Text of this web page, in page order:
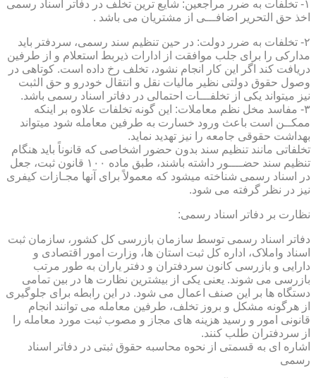
۱- تخلفات به ضرر مراجعین: شایع ترین تخلف در دفاتر اسناد رسمی
اخذ حق التحریر اضافـــی از مشتریان می باشد .
۲- تخلفات به ضرر دولت: در حین تنظیم سند رسمی، سردفتر باید
مدارکی را برای جلب موافقت از ادارات ذیربط استعلام و از طرفین
دریافت کند اگر این کار انجام نشود، تخلف رخ داده است. کوتاهی در
وصول حقوق دولتی نظیر مالیات نقل و انتقال خودرو و حق الثبت
نیز میتواند یکی از تخلفـــات احتمالی در دفاتر اسناد رسمی باشد.
۳- مفاسد مخل نظم معاملات: این گونه تخلفات علاوه بر اینکه
ممکــن است باعث ورود خسارت به طرفین معامله شود میتواند
بهداشت حقوقی جامعه را نیز تهدید نماید.
تخلفاتی مانند تنظیم سند بدون حضور اشخاصی که قانوناً باید هنگام
تنظیم سند حضــــور داشته باشند، طبق ماده ۱۰۰ قانون ثبت، جعل
در اسناد رسمی شناخته میشود که معمولاً برای آنها مجـازات کیفری
نیز در نظر گرفته می شود.
نظارت بر دفاتر اسناد رسمی:
دفاتر اسناد رسمی توسط سازمان بازرسی کل کشور، سازمان ثبت
اسناد واملاک، اداره کل ثبت استان ها، وزارت امور اقتصادی و
دارایی و بازرسی کانون سردفتران و دفتر یاران به طور مرتب
بازرسی می شوند. یعنی یکی از بیشترین نظارت ها در بین تمامی
دستگاه ها بر این صنف اعمال می شود. در این رابطه برای جلوگیری
از هرگونه مشکل و بروز تخلف، طرفین معامله می توانند انجام
قانونی امور و رسید هزینه های مجاز و مصوب ثبت مورد معامله را
از سردفتران طلب کنند.
اشاره ای به قسمتی از نحوه محاسبه حقوق ثبتی در دفاتر اسناد
رسمی